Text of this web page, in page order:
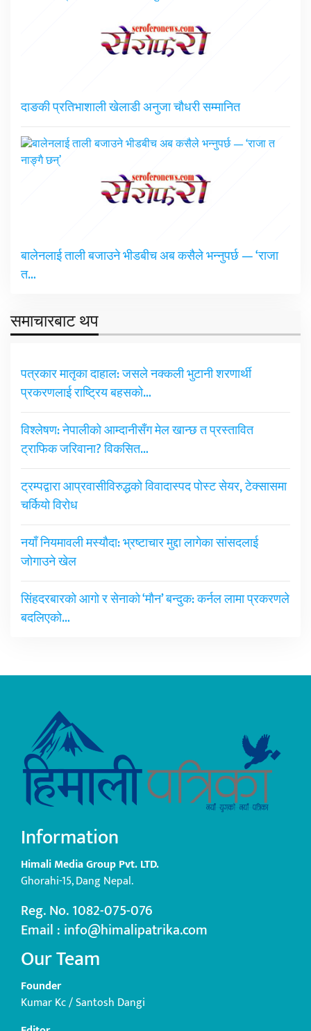
दाङकी प्रतिभाशाली खेलाडी अनुजा चौधरी सम्मानित
बालेनलाई ताली बजाउने भीडबीच अब कसैले भन्नुपर्छ — ‘राजा
त…
समाचारबाट थप
पत्रकार मातृका दाहाल: जसले नक्कली भुटानी शरणार्थी
प्रकरणलाई राष्ट्रिय बहसको…
विश्लेषण: नेपालीको आम्दानीसँग मेल खान्छ त प्रस्तावित
ट्राफिक जरिवाना? विकसित…
ट्रम्पद्वारा आप्रवासीविरुद्धको विवादास्पद पोस्ट सेयर, टेक्सासमा
चर्कियो विरोध
नयाँ नियमावली मस्यौदा: भ्रष्टाचार मुद्दा लागेका सांसदलाई
जोगाउने खेल
सिंहदरबारको आगो र सेनाको ‘मौन’ बन्दुक: कर्नल लामा प्रकरणले
बदलिएको…
Information
Himali Media Group Pvt. LTD.
Ghorahi-15, Dang Nepal.
Reg. No. 1082-075-076
Email : info@himalipatrika.com
Our Team
Founder
Kumar Kc / Santosh Dangi